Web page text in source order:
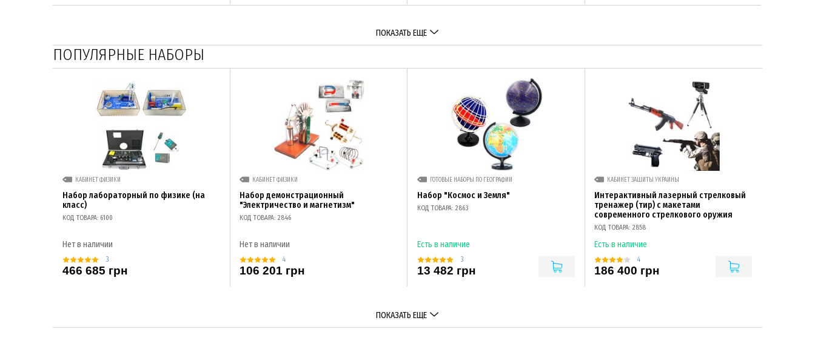
ПОКАЗАТЬ ЕЩЕ
ПОПУЛЯРНЫЕ НАБОРЫ
КАБИНЕТ ФИЗИКИ
Набор лабораторный по физике (на
класс)
КОД ТОВАРА: 6100
Нет в наличии
3
466 685 грн
КАБИНЕТ ФИЗИКИ
Набор демонстрационный
"Электричество и магнетизм"
КОД ТОВАРА: 2846
Нет в наличии
4
106 201 грн
ГОТОВЫЕ НАБОРЫ ПО ГЕОГРАФИИ
Набор "Космос и Земля"
КОД ТОВАРА: 2863
Есть в наличие
3
13 482 грн
КАБИНЕТ ЗАЩИТЫ УКРАИНЫ
Интерактивный лазерный стрелковый
тренажер (тир) с макетами
современного стрелкового оружия
КОД ТОВАРА: 2858
Есть в наличие
4
186 400 грн
ПОКАЗАТЬ ЕЩЕ